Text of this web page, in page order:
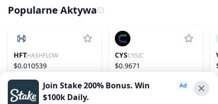
Popularne Aktywa
HFTHASHFLOW
$0.010539
CYSCYSIC
$0.9671
Join Stake 200% Bonus. Win
$100k Daily.